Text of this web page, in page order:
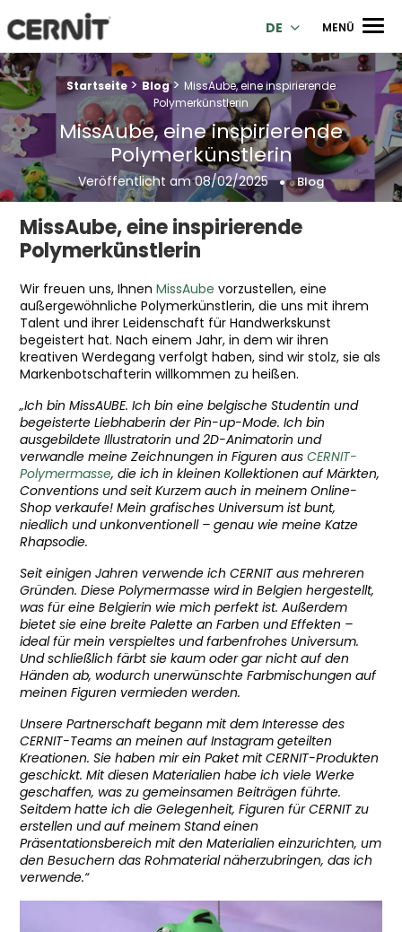
Cernit Une qualité haut de gamme pour des créations
DE MENÜ
Breadcrumb Trail:
Startseite >Blog > MissAube, eine inspirierende
Polymerkünstlerin
MissAube, eine inspirierende
Polymerkünstlerin
Veröffentlicht am 08/02/2025 Blog
MissAube, eine inspirierende
Polymerkünstlerin
Wir freuen uns, Ihnen MissAube vorzustellen, eine
außergewöhnliche Polymerkünstlerin, die uns mit ihrem
Talent und ihrer Leidenschaft für Handwerkskunst
begeistert hat. Nach einem Jahr, in dem wir ihren
kreativen Werdegang verfolgt haben, sind wir stolz, sie als
Markenbotschafterin willkommen zu heißen.
„Ich bin MissAUBE. Ich bin eine belgische Studentin und
begeisterte Liebhaberin der Pin-up-Mode. Ich bin
ausgebildete Illustratorin und 2D-Animatorin und
verwandle meine Zeichnungen in Figuren aus CERNIT-
Polymermasse, die ich in kleinen Kollektionen auf Märkten,
Conventions und seit Kurzem auch in meinem Online-
Shop verkaufe! Mein grafisches Universum ist bunt,
niedlich und unkonventionell – genau wie meine Katze
Rhapsodie.
Seit einigen Jahren verwende ich CERNIT aus mehreren
Gründen. Diese Polymermasse wird in Belgien hergestellt,
was für eine Belgierin wie mich perfekt ist. Außerdem
bietet sie eine breite Palette an Farben und Effekten –
ideal für mein verspieltes und farbenfrohes Universum.
Und schließlich färbt sie kaum oder gar nicht auf den
Händen ab, wodurch unerwünschte Farbmischungen auf
meinen Figuren vermieden werden.
Unsere Partnerschaft begann mit dem Interesse des
CERNIT-Teams an meinen auf Instagram geteilten
Kreationen. Sie haben mir ein Paket mit CERNIT-Produkten
geschickt. Mit diesen Materialien habe ich viele Werke
geschaffen, was zu gemeinsamen Beiträgen führte.
Seitdem hatte ich die Gelegenheit, Figuren für CERNIT zu
erstellen und auf meinem Stand einen
Präsentationsbereich mit den Materialien einzurichten, um
den Besuchern das Rohmaterial näherzubringen, das ich
verwende.“